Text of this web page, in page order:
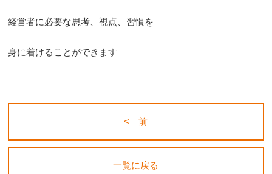
経営者に必要な思考、視点、習慣を
身に着けることができます
< 前
一覧に戻る